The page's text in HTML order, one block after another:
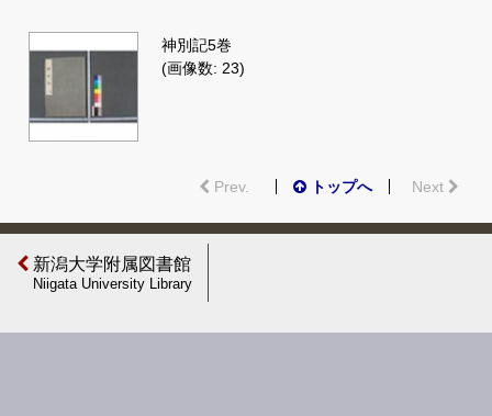
神別記5巻
(画像数: 23)
Prev. トップへ Next
新潟大学附属図書館
Niigata University Library